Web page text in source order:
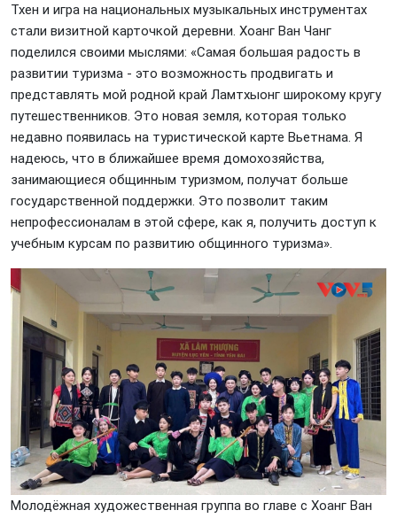
Тхен и игра на национальных музыкальных инструментах
стали визитной карточкой деревни. Хоанг Ван Чанг
поделился своими мыслями: «Самая большая радость в
развитии туризма - это возможность продвигать и
представлять мой родной край Ламтхыонг широкому кругу
путешественников. Это новая земля, которая только
недавно появилась на туристической карте Вьетнама. Я
надеюсь, что в ближайшее время домохозяйства,
занимающиеся общинным туризмом, получат больше
государственной поддержки. Это позволит таким
непрофессионалам в этой сфере, как я, получить доступ к
учебным курсам по развитию общинного туризма».
Молодёжная художественная группа во главе с Хоанг Ван